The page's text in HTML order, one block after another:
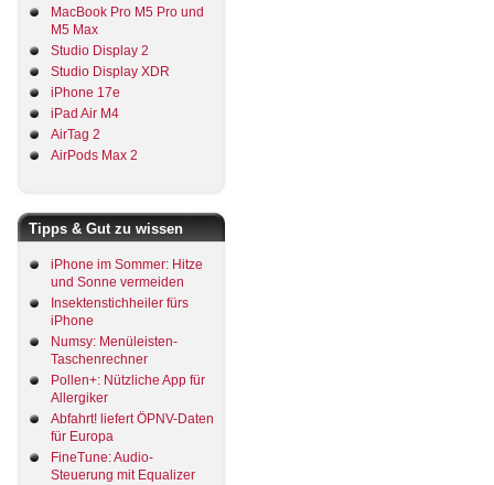
MacBook Pro M5 Pro und
M5 Max
Studio Display 2
Studio Display XDR
iPhone 17e
iPad Air M4
AirTag 2
AirPods Max 2
Tipps & Gut zu wissen
iPhone im Sommer: Hitze
und Sonne vermeiden
Insektenstichheiler fürs
iPhone
Numsy: Menüleisten-
Taschenrechner
Pollen+: Nützliche App für
Allergiker
Abfahrt! liefert ÖPNV-Daten
für Europa
FineTune: Audio-
Steuerung mit Equalizer